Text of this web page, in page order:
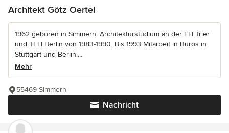
Architekt Götz Oertel
1962 geboren in Simmern. Architekturstudium an der FH Trier
und TFH Berlin von 1983-1990. Bis 1993 Mitarbeit in Büros in
Stuttgart und Berlin....
Mehr
Nachricht
55469 Simmern